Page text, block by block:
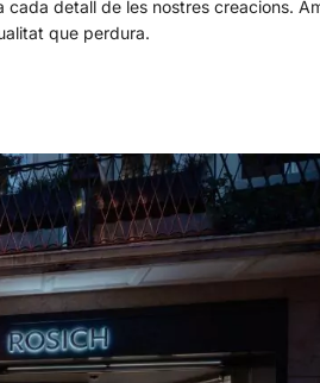
detall de les nostres creacions.
que perdura.